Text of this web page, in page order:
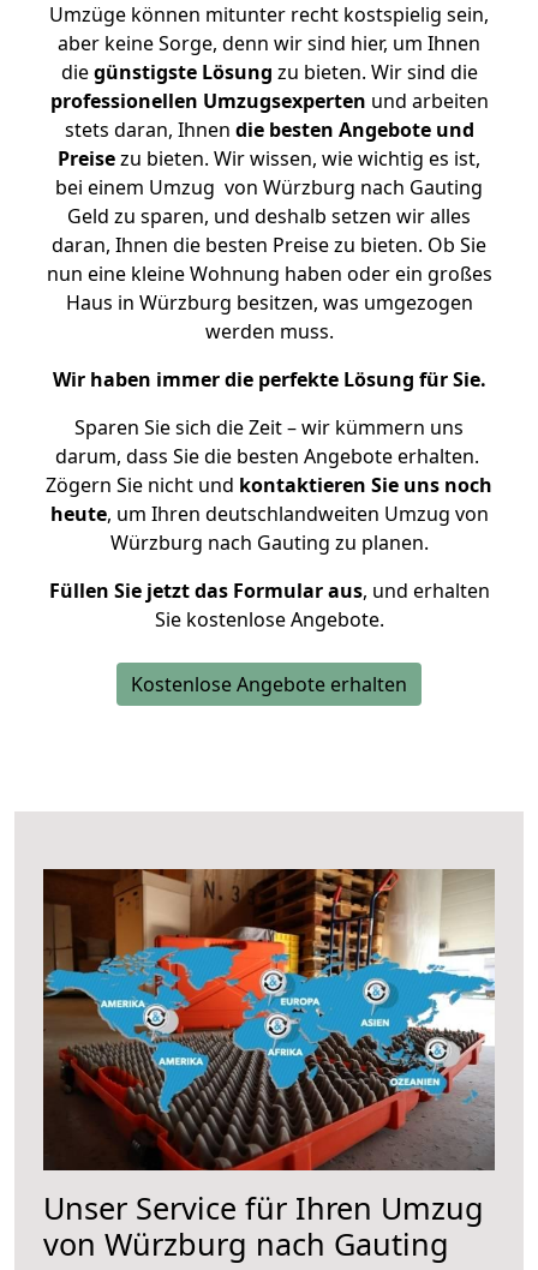
Umzüge können mitunter recht kostspielig sein,
aber keine Sorge, denn wir sind hier, um Ihnen
diegünstigste Lösung zu bieten. Wir sind die
professionellen Umzugsexperten und arbeiten
stets daran, Ihnen die besten Angebote und
Preisezu bieten. Wir wissen, wie wichtig es ist,
bei einem Umzug von Würzburg nach Gauting
Geld zu sparen, und deshalb setzen wir alles
daran, Ihnen die besten Preise zu bieten. Ob Sie
nun eine kleine Wohnung haben oder ein großes
Haus in Würzburg besitzen, was umgezogen
werden muss.
Wir haben immer die perfekte Lösung für Sie.
Sparen Sie sich die Zeit – wir kümmern uns
darum, dass Sie die besten Angebote erhalten.
Zögern Sie nicht und kontaktieren Sie uns noch
heute, um Ihren deutschlandweiten Umzug von
Würzburg nach Gauting zu planen.
Füllen Sie jetzt das Formular aus, und erhalten
Sie kostenlose Angebote.
Kostenlose Angebote erhalten
Unser Service für Ihren Umzug
von Würzburg nach Gauting